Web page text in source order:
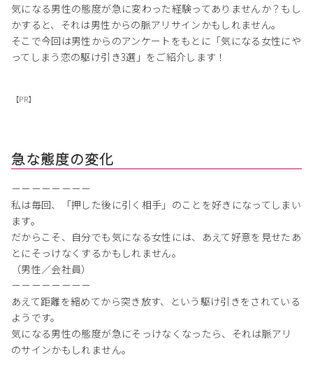
気になる男性の態度が急に変わった経験ってありませんか？もし
かすると、それは男性からの脈アリサインかもしれません。
そこで今回は男性からのアンケートをもとに「気になる女性にや
ってしまう恋の駆け引き3選」をご紹介します！
【PR】
急な態度の変化
－－－－－－－－
私は毎回、「押した後に引く相手」のことを好きになってしまい
ます。
だからこそ、自分でも気になる女性には、あえて好意を見せたあ
とにそっけなくするかもしれません。
（男性／会社員）
－－－－－－－－
あえて距離を縮めてから突き放す、という駆け引きをされている
ようです。
気になる男性の態度が急にそっけなくなったら、それは脈アリ
のサインかもしれません。